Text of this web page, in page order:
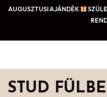
AUGUSZTUSI AJÁNDÉK
STUD